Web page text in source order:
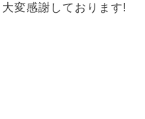
変感謝しております!